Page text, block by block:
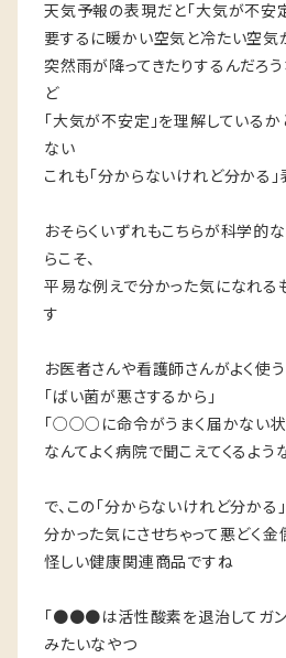
天気予報の表現だと「大気が不安
要するに暖かい空気と冷たい空気
突然雨が降ってきたりするんだろ
ど
「大気が不安定」を理解している
ない
これも「分からないけれど分かる」
おそらくいずれもこちらが科学的
らこそ、
平易な例えで分かった気になれる
す
お医者さんや看護師さんがよく使
「ばい菌が悪さするから」
「○○○に命令がうまく届かない状
なんてよく病院で聞こえてくるよう
で、この「分からないけれど分かる
分かった気にさせちゃって悪どく
怪しい健康関連商品ですね
「●●●は活性酸素を退治してガン
みたいなやつ